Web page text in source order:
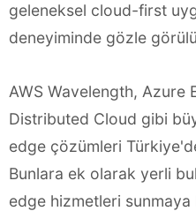
geleneksel cloud-first
deneyiminde gözle
AWS Wavelength, Azure
Distributed Cloud gibi
edge çözümleri
Bunlara ek olarak yerli
edge hizmetleri sunmaya